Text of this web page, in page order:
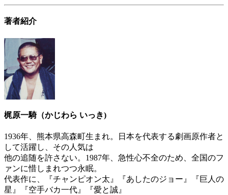
著者紹介
梶原一騎（かじわら いっき)
1936年、熊本県高森町生まれ。日本を代表する劇画原作者と
して活躍し、その人気は
他の追随を許さない。1987年、急性心不全のため、全国のフ
ァンに惜しまれつつ永眠。
代表作に、『チャンピオン太』『あしたのジョー』『巨人の
星』『空手バカ一代』『愛と誠』